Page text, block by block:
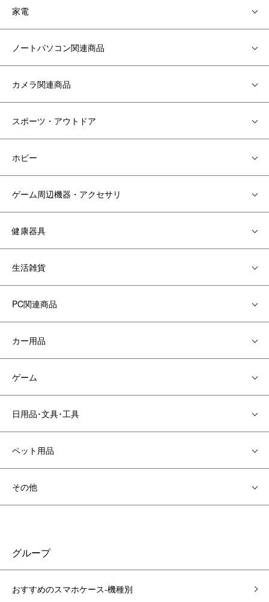
家電
ノートパソコン関連商品
カメラ関連商品
スポーツ・アウトドア
ホビー
ゲーム周辺機器・アクセサリ
健康器具
生活雑貨
PC関連商品
カー用品
ゲーム
日用品･文具･工具
ペット用品
その他
グループ
おすすめのスマホケース-機種別